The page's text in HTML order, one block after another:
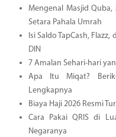
Mengenal Masjid
Setara Pahala Umrah
Isi Saldo TapCash,
DIN
7 Amalan Sehari-hari
Apa Itu Miqat?
Lengkapnya
Biaya Haji 2026 Resmi
Cara Pakai QRIS di
Negaranya